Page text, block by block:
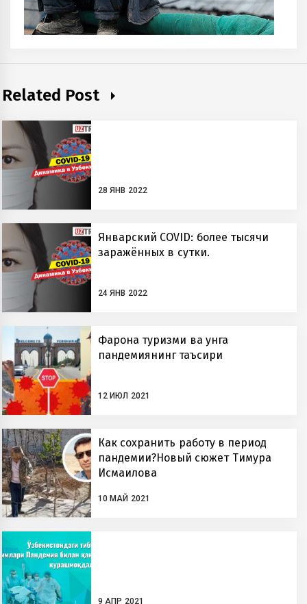
Related Post
28 ЯНВ 2022
Январский COVID: более тысячи
заражённых в сутки.
24 ЯНВ 2022
Фарғона туризми ва унга
пандемиянинг таъсири
12 ИЮЛ 2021
Как сохранить работу в период
пандемии?Новый сюжет Тимура
Исмаилова
10 МАЙ 2021
9 АПР 2021